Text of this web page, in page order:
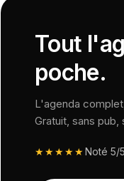
Tout
poche.
L'agenda
Gratuit, sans pub,
★★★★★Noté 5/5